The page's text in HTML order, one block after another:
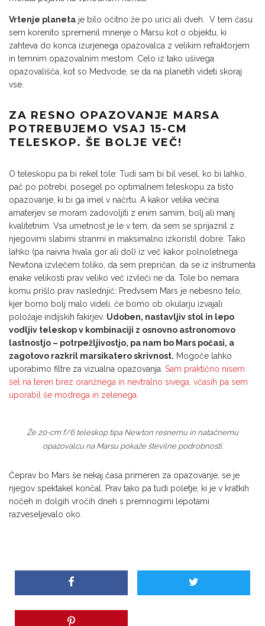
Vrtenje planeta je bilo očitno že po urici ali dveh. V tem času
sem korenito spremenil mnenje o Marsu kot o objektu, ki
zahteva do konca izurjenega opazovalca z velikim refraktorjem
in temnim opazovalnim mestom. Celo iz tako ušivega
opazovališča, kot so Medvode, se da na planetih videti skoraj
vse.
ZA RESNO OPAZOVANJE MARSA
POTREBUJEMO VSAJ 15-CM
TELESKOP. ŠE BOLJE VEČ!
O teleskopu pa bi rekel tole: Tudi sam bi bil vesel, ko bi lahko,
pač po potrebi, posegel po optimalnem teleskopu za tisto
opazovanje, ki bi ga imel v načrtu. A kakor velika večina
amaterjev se moram zadovoljiti z enim samim, bolj ali manj
kvalitetnim. Vsa umetnost je le v tem, da sem se sprijaznil z
njegovimi slabimi stranmi in maksimalno izkoristil dobre. Tako
lahko (pa naivna hvala gor ali dol) iz več kakor polnoletnega
Newtona izvlečem toliko, da sem prepričan, da se iz inštrumenta
enake velikosti prav veliko več izvleči ne da. Tole bo nemara
komu prišlo prav naslednjič: Predvsem Mars je nebesno telo,
kjer bomo bolj malo videli, če bomo ob okularju izvajali
položaje indijskih fakirjev. Udoben, nastavljiv stol in lepo
vodljiv teleskop v kombinaciji z osnovno astronomovo
lastnostjo – potrpežljivostjo, pa nam bo Mars počasi, a
zagotovo razkril marsikatero skrivnost. Mogoče lahko
uporabimo filtre za vizualna opazovanja. Sam praktično nisem
šel na teren brez oranžnega in nevtralno sivega, včasih pa sem
uporabil še modrega in zelenega.
Že 20-cm f/6 teleskop tipa Newton resnemu in natačnemu
opazovalcu na Marsu pokaže številne podrobnosti.
Čeprav bo Mars še nekaj časa primeren za opazovanje, se je
njegov spektakel končal. Prav tako pa tudi poletje, ki je v kratkih
nočeh in dolgih vročih dneh s premnogimi lepotami
razveseljevalo oko.